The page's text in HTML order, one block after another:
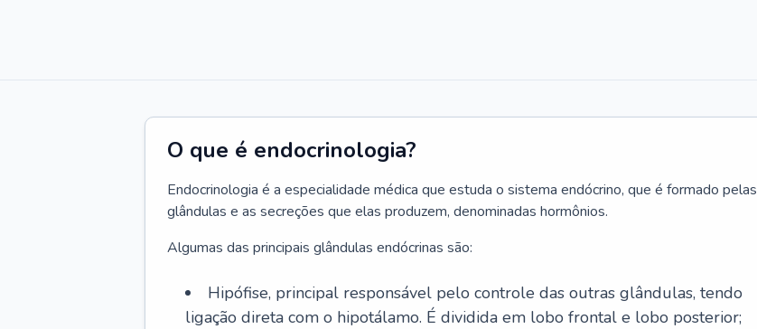
O que é endocrinologia?
Endocrinologia é a especialidade médica que estuda o sistema endócrino, que é formado pelas
glândulas e as secreções que elas produzem, denominadas hormônios.
Algumas das principais glândulas endócrinas são:
Hipófise, principal responsável pelo controle das outras glândulas, tendo
ligação direta com o hipotálamo. É dividida em lobo frontal e lobo posterior;